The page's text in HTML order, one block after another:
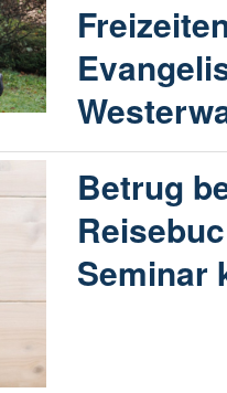
Betrug
Seminar